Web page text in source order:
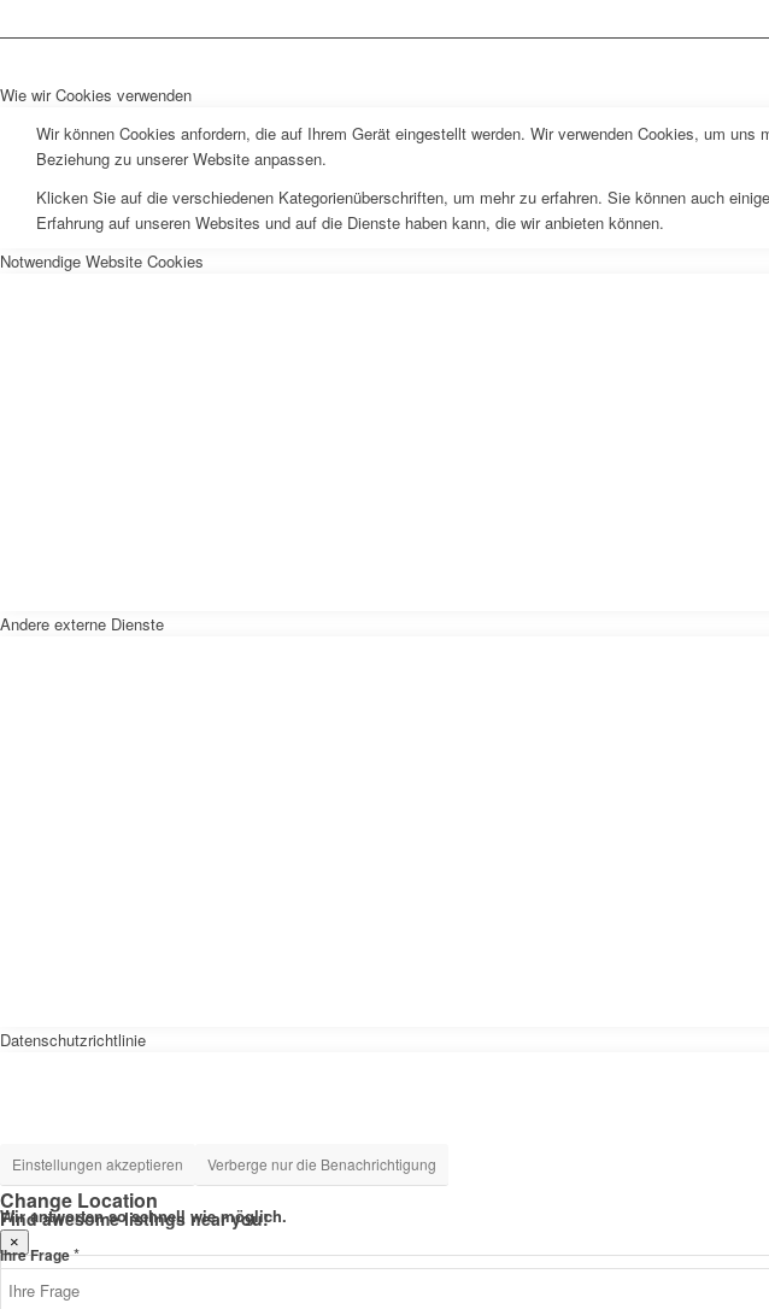
Wie wir Cookies verwenden
Wir können Cookies anfordern, die auf Ihrem Gerät eingestellt werden. Wir verwenden Cookies, um
Beziehung zu unserer Website anpassen.
Klicken Sie auf die verschiedenen Kategorienüberschriften, um mehr zu erfahren. Sie können auch
Erfahrung auf unseren Websites und auf die Dienste haben kann, die wir anbieten können.
Notwendige Website Cookies
Andere externe Dienste
Datenschutzrichtlinie
Einstellungen akzeptieren Verberge nur die Benachrichtigung
Wir antworten so schnell wie möglich.
Datenschutz
E-
Ihre Frage*
Change Location
Find awesome listings near you!
×
Change Location